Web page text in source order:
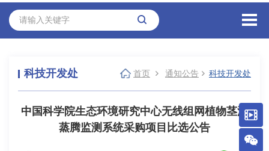
科技开发处 首页 通知公告 科技开发处
中国科学院生态环境研究中心无线组网植物茎流
蒸腾监测系统采购项目比选公告